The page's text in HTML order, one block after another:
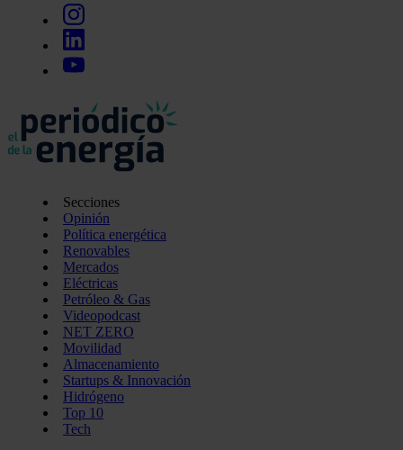
Secciones
Opinión
Política energética
Renovables
Mercados
Eléctricas
Petróleo & Gas
Videopodcast
NET ZERO
Movilidad
Almacenamiento
Startups & Innovación
Hidrógeno
Top 10
Tech